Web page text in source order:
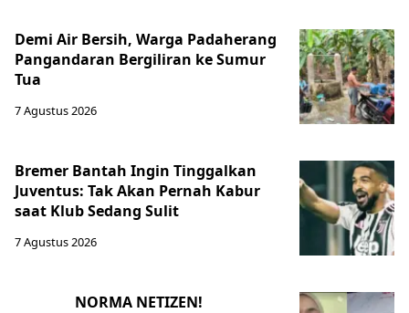
Demi Air Bersih, Warga Padaherang
Pangandaran Bergiliran ke Sumur
Tua
7 Agustus 2026
Bremer Bantah Ingin Tinggalkan
Juventus: Tak Akan Pernah Kabur
saat Klub Sedang Sulit
7 Agustus 2026
NORMA NETIZEN!